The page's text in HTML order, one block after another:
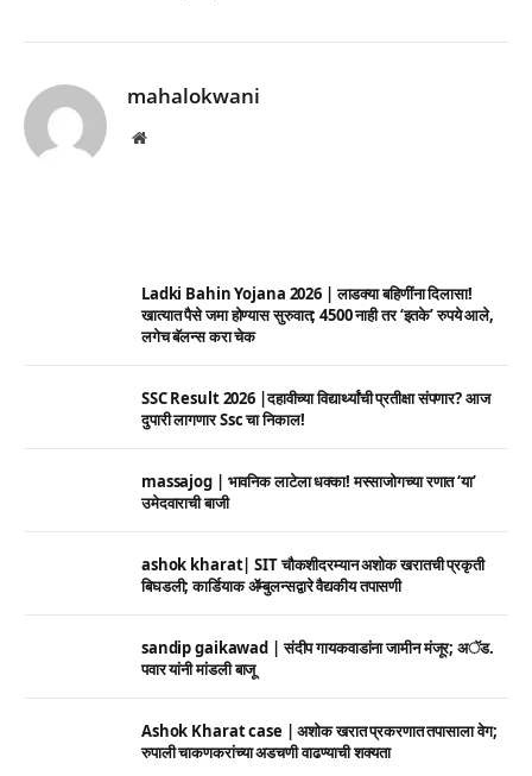
mahalokwani
Website
Ladki Bahin Yojana 2026 | लाडक्या बहिणींना दिलासा!
खात्यात पैसे जमा होण्यास सुरुवात; 4500 नाही तर ‘इतके’ रुपये आले,
लगेच बॅलन्स करा चेक
SSC Result 2026 |दहावीच्या विद्यार्थ्यांची प्रतीक्षा संपणार? आज
दुपारी लागणार Ssc चा निकाल!
massajog | भावनिक लाटेला धक्का! मस्साजोगच्या रणात ‘या’
उमेदवाराची बाजी
ashok kharat| SIT चौकशीदरम्यान अशोक खरातची प्रकृती
बिघडली; कार्डियाक ॲम्बुलन्सद्वारे वैद्यकीय तपासणी
sandip gaikawad | संदीप गायकवाडांना जामीन मंजूर; अॅड.
पवार यांनी मांडली बाजू
Ashok Kharat case | अशोक खरात प्रकरणात तपासाला वेग;
रुपाली चाकणकरांच्या अडचणी वाढण्याची शक्यता